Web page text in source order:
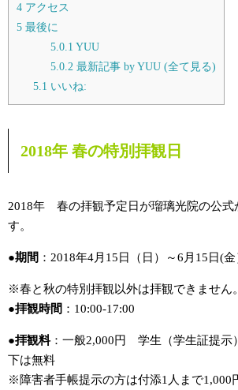
4 アクセス
5 最後に
5.0.1 YUU
5.0.2最新記事 by YUU (全て見る)
5.1 いいね:
2018年 春の特別拝観日
2018年 春の拝観予定日が瑠璃光院の公式
す。
●期間 ：2018年4月15日（日）～6月15日(金
※春と秋の特別拝観以外は拝観できません。
●拝観時間 ：10:00-17:00
●拝観料：一般2,000円 学生（学生証提示
下は無料
※障害者手帳提示の方は付添1人まで1,000